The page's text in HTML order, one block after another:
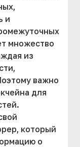
и
множество
из
важно
для
который
о